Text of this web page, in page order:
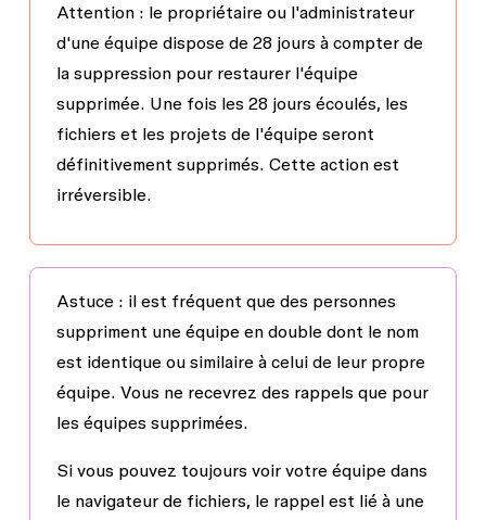
Attention : le propriétaire ou l'administrateur
d'une équipe dispose de 28 jours à compter de
la suppression pour restaurer l'équipe
supprimée. Une fois les 28 jours écoulés, les
fichiers et les projets de l'équipe seront
définitivement supprimés. Cette action est
irréversible.
Astuce : il est fréquent que des personnes
suppriment une équipe en double dont le nom
est identique ou similaire à celui de leur propre
équipe. Vous ne recevrez des rappels que pour
les équipes supprimées.
Si vous pouvez toujours voir votre équipe dans
le navigateur de fichiers, le rappel est lié à une